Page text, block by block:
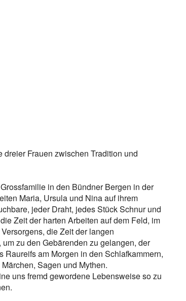
Frauen zwischen Tradition und
in den Bündner Bergen in der
Maria, Ursula und Nina auf ihrem
jeder Draht, jedes Stück Schnur und
Zeit der harten Arbeiten auf dem Feld, im
die Zeit der langen
zu den Gebärenden zu gelangen, der
am Morgen in den Schlafkammern,
Sagen und Mythen.
uns fremd gewordene Lebensweise so zu